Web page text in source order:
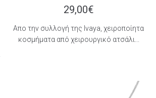
29,00€
Aπο την συλλογή της Ιvaya, χειροποίητα
κοσμήματα από χειρουργικό ατσάλι...